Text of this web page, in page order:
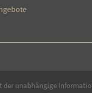
der unabhängige